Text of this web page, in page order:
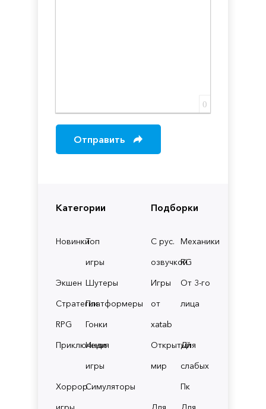
Категории
НовинкиТоп
игры
Экшен Шутеры
СтратегииПлатформеры
RPG
Гонки
Приключения
Инди
игры
ХоррорСимуляторы
Подборки
С рус.
озвучкой
Механики
RG
Игры
от
xatab
От 3-го
лица
Открытый
мир
Для
слабых
Пк
0
Отправить